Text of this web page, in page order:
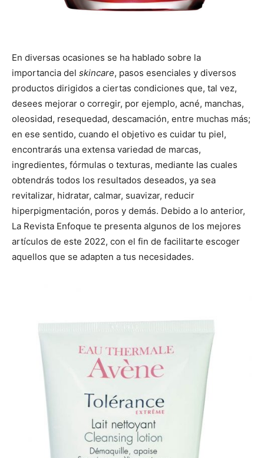
En diversas ocasiones se ha hablado sobre la
importancia del skincare, pasos esenciales y diversos
productos dirigidos a ciertas condiciones que, tal vez,
desees mejorar o corregir, por ejemplo, acné, manchas,
oleosidad, resequedad, descamación, entre muchas más;
en ese sentido, cuando el objetivo es cuidar tu piel,
encontrarás una extensa variedad de marcas,
ingredientes, fórmulas o texturas, mediante las cuales
obtendrás todos los resultados deseados, ya sea
revitalizar, hidratar, calmar, suavizar, reducir
hiperpigmentación, poros y demás. Debido a lo anterior,
La Revista Enfoque te presenta algunos de los mejores
artículos de este 2022, con el fin de facilitarte escoger
aquellos que se adapten a tus necesidades.